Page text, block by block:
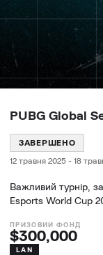
PUBG Global
ЗАВЕРШЕНО
12 травня 2025 - 18
Важливий турнір,
Esports World Cup
$300,000
LAN